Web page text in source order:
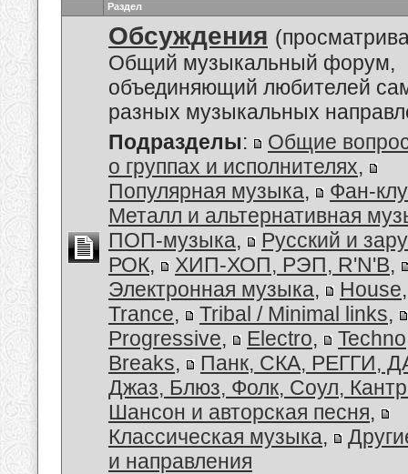
Раздел
Обсуждения
Общий музыкальный форум,
объединяющий любителей
разных музыкальных
Подразделы:
Общие
о группах и исполнителях,
Популярная музыка,
Фан-
Металл и альтернативная
ПОП-музыка,
Русский и
РОК, ХИП-ХОП, РЭП, R'N'B,
Электронная музыка, House
Trance, Tribal / Minimal links,
Progressive, Electro, Techno
Breaks,
Панк, СКА, РЕГГИ,
Джаз, Блюз, Фолк, Соул,
Шансон и авторская песня,
Классическая музыка,
и направления